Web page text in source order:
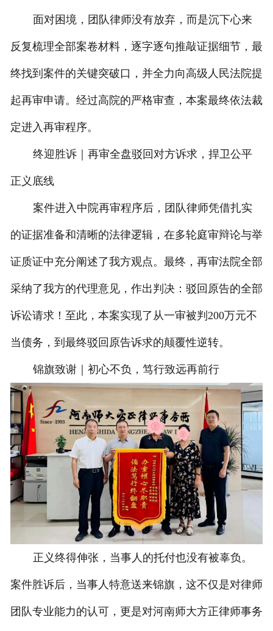
面对困境，团队律师没有放弃，而是沉下心来
反复梳理全部案卷材料，逐字逐句推敲证据细节，最
终找到案件的关键突破口，并全力向高级人民法院提
起再审申请。经过高院的严格审查，本案最终依法裁
定进入再审程序。
终迎胜诉｜再审全盘驳回对方诉求，捍卫公平
正义底线
案件进入中院再审程序后，团队律师凭借扎实
的证据准备和清晰的法律逻辑，在多轮庭审辩论与举
证质证中充分阐述了我方观点。最终，再审法院全部
采纳了我方的代理意见，作出判决：驳回原告的全部
诉讼请求！至此，本案实现了从一审被判200万元不
当债务，到最终驳回原告诉求的颠覆性逆转。
锦旗致谢｜初心不负，笃行致远再前行
正义终得伸张，当事人的托付也没有被辜负。
案件胜诉后，当事人特意送来锦旗，这不仅是对律师
团队专业能力的认可，更是对河南师大方正律师事务